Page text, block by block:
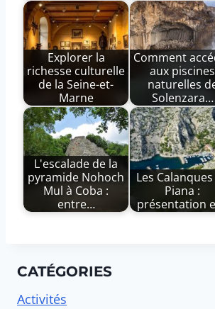
Explorer la
richesse culturelle
de la Seine-et-
Marne
Comment
aux piscines
naturelles
Solenzara…
L'escalade de la
pyramide Nohoch
Mul à Coba :
entre…
Les
Piana :
présentation
CATÉGORIES
Activités